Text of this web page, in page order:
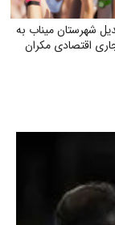
شهرستان میناب به
اقتصادی مکران